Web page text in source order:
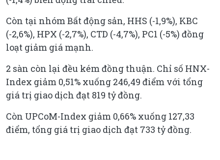
Còn tại nhóm Bất động sản, HHS (-1,9%), KBC
(-2,6%), HPX (-2,7%), CTD (-4,7%), PC1 (-5%) đồng
loạt giảm giá mạnh.
2 sàn còn lại đều kém đồng thuận. Chỉ số HNX-
Index giảm 0,51% xuống 246,49 điểm với tổng
giá trị giao dịch đạt 819 tỷ đồng.
Còn UPCoM-Index giảm 0,66% xuống 127,33
điểm, tổng giá trị giao dịch đạt 733 tỷ đồng.